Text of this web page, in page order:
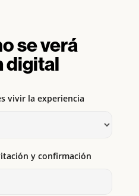
se verá
digital
vivir la experiencia
y confirmación